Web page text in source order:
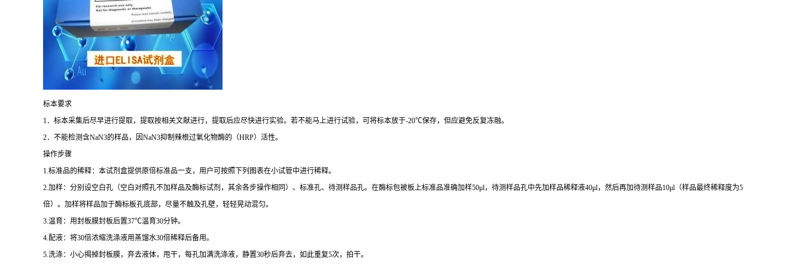
标本要求
1 ．标本采集后尽早进行提取，提取按相关文献进行，提取后应尽快进行实验。若不能马上进行试验，可将标本放于-20℃保存，但应避免反复冻融。
2．不能检测含NaN3的样品，因NaN3抑制辣根过氧化物酶的（HRP）活性。
操作步骤
1. 标准品的稀释：本试剂盒提供原倍标准品一支，用户可按照下列图表在小试管中进行稀释。
2. 加样：分别设空白孔（空白对照孔不加样品及酶标试剂，其余各步操作相同）、标准孔、待测样品孔。在酶标包被板上标准品准确加样50μl，待测样品孔中先加样品稀释液40μl，然后再加待测样品10μl （样品最终稀释度为5
倍）。加样将样品加于酶标板孔底部，尽量不触及孔壁，轻轻晃动混匀。
3. 温育：用封板膜封板后置37℃温育30分钟。
4. 配液：将30倍浓缩洗涤液用蒸馏水30倍稀释后备用。
5. 洗涤：小心揭掉封板膜，弃去液体，甩干，每孔加满洗涤液，静置30秒后弃去，如此重复5次，拍干。